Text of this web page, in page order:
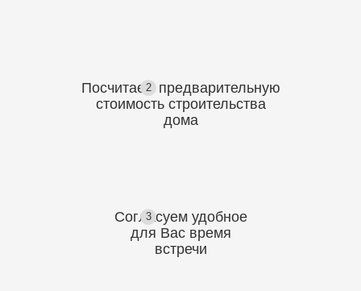
2
Посчитаем предварительную
стоимость строительства
дома
3
Согласуем удобное
для Вас время
встречи